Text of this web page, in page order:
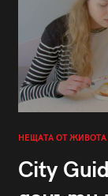
НЕЩАТА ОТ ЖИВОТА
City